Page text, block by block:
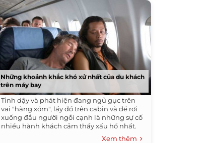
Những khoảnh khắc khó xử nhất của du khách
trên máy bay
Tỉnh dậy và phát hiện đang ngủ gục trên
vai "hàng xóm", lấy đồ trên cabin và để rơi
xuống đầu người ngồi cạnh là những sự cố
nhiều hành khách cảm thấy xấu hổ nhất.
Xem thêm